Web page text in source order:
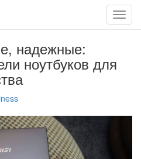
Меню
надежные:
ноутбуков для